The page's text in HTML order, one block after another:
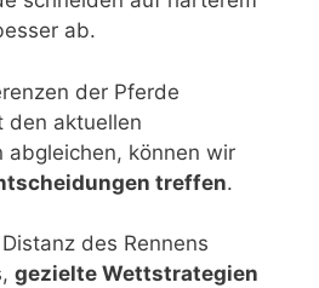
ab.
der Pferde
den aktuellen
abgleichen, können wir
treffen.
des Rennens
gezielte Wettstrategien